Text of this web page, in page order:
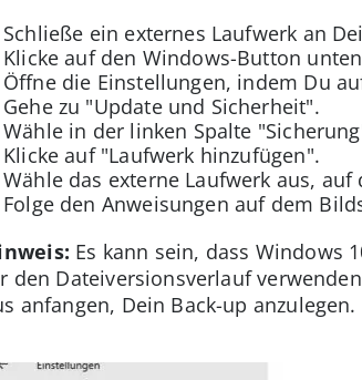
Schließe ein externes Laufwerk an
Klicke auf den Windows-Button
Öffne die Einstellungen, indem Du
Gehe zu "Update und Sicherheit".
Wähle in der linken Spalte
Klicke auf "Laufwerk hinzufügen".
Wähle das externe Laufwerk aus,
Folge den Anweisungen auf dem
Es kann sein, dass Windows
den Dateiversionsverlauf
anfangen, Dein Back-up anzulegen.